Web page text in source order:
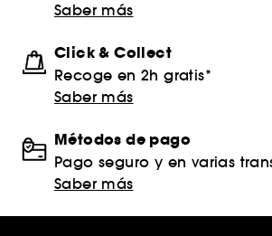
Saber más
Click & Collect
Recoge en 2h gratis*
Saber más
Métodos de pago
Pago seguro y en varias
Saber más